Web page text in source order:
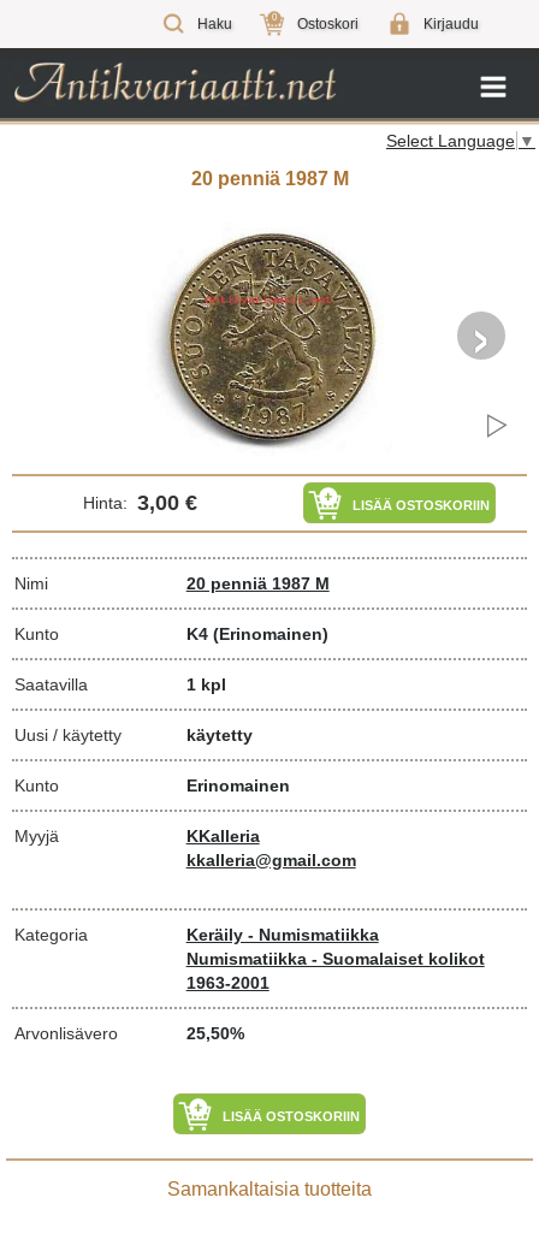
Haku 0 Ostoskori Kirjaudu
Select Language ▼
20 penniä 1987 M
›
Hinta: 3,00 € LISÄÄ OSTOSKORIIN
Nimi 20 penniä 1987 M
Kunto K4 (Erinomainen)
Saatavilla 1 kpl
Uusi / käytetty käytetty
Kunto Erinomainen
Myyjä
KKalleria
kkalleria@gmail.com
Kategoria
Keräily - Numismatiikka
Numismatiikka - Suomalaiset kolikot
1963-2001
Arvonlisävero 25,50%
LISÄÄ OSTOSKORIIN
Samankaltaisia tuotteita